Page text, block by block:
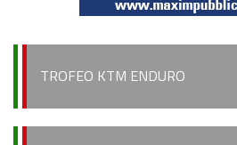
TROFEO KTM ENDURO